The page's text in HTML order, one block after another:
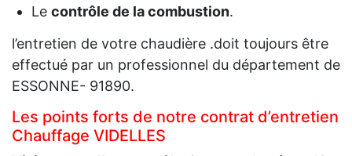
Le contrôle de la combustion.
l’entretien de votre chaudière .doit toujours être
effectué par un professionnel du département de
ESSONNE- 91890.
Les points forts de notre contrat d’entretien
Chauffage VIDELLES